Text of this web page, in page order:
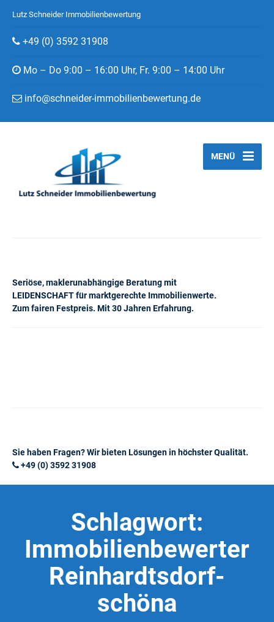
Lutz Schneider Immobilienbewertung
+49 (0) 3592 31908
Mo – Do 9:00 – 16:00 Uhr, Fr. 9:00 – 14:00 Uhr
info@schneider-immobilienbewertung.de
Seriöse, maklerunabhängige Beratung mit
LEIDENSCHAFT für marktgerechte Immobilienwerte.
Zum fairen Festpreis. Mit 30 Jahren Erfahrung.
MENÜ
Sie haben Fragen? Wir bieten Lösungen in höchster Qualität.
+49 (0) 3592 31908
Schlagwort:
Immobilienbewerter
Reinhardtsdorf-
schöna